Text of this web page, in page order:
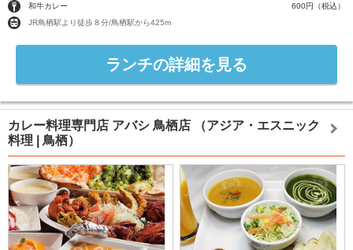
和牛カレー
600円（税込）
JR鳥栖駅より徒歩８分/鳥栖駅から425m
ランチの詳細を見る
カレー料理専門店 アバシ 鳥栖店
（アジア・エスニック
料理 | 鳥栖）